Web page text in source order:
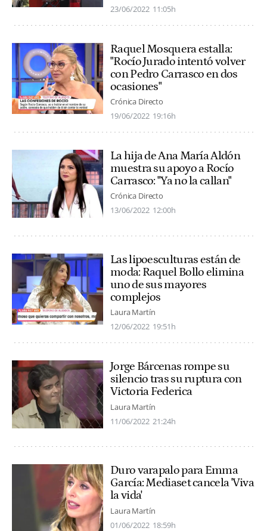
23/06/2022 11:05h
Raquel Mosquera estalla:
"Rocío Jurado intentó volver
con Pedro Carrasco en dos
ocasiones"
Crónica Directo
19/06/2022 19:16h
La hija de Ana María Aldón
muestra su apoyo a Rocío
Carrasco: "Ya no la callan"
Crónica Directo
13/06/2022 12:00h
Las lipoesculturas están de
moda: Raquel Bollo elimina
uno de sus mayores
complejos
Laura Martín
12/06/2022 19:51h
Jorge Bárcenas rompe su
silencio tras su ruptura con
Victoria Federica
Laura Martín
11/06/2022 21:24h
Duro varapalo para Emma
García: Mediaset cancela 'Viva
la vida'
Laura Martín
01/06/2022 18:59h